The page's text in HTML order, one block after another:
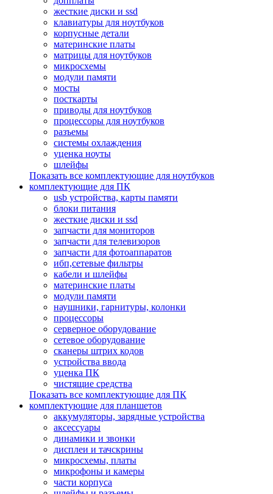
жесткие диски и ssd
клавиатуры для ноутбуков
корпусные детали
материнские платы
матрицы для ноутбуков
микросхемы
модули памяти
мосты
посткарты
приводы для ноутбуков
процессоры для ноутбуков
разъемы
системы охлаждения
уценка ноуты
шлейфы
Показать все комплектующие для ноутбуков
комплектующие для ПК
usb устройства, карты памяти
блоки питания
жесткие диски и ssd
запчасти для мониторов
запчасти для телевизоров
запчасти для фотоаппаратов
ибп,сетевые фильтры
кабели и шлейфы
материнские платы
модули памяти
наушники, гарнитуры, колонки
процессоры
серверное оборудование
сетевое оборудование
сканеры штрих кодов
устройства ввода
уценка ПК
чистящие средства
Показать все комплектующие для ПК
комплектующие для планшетов
аккумуляторы, зарядные устройства
аксессуары
динамики и звонки
дисплеи и тачскрины
микросхемы, платы
микрофоны и камеры
части корпуса